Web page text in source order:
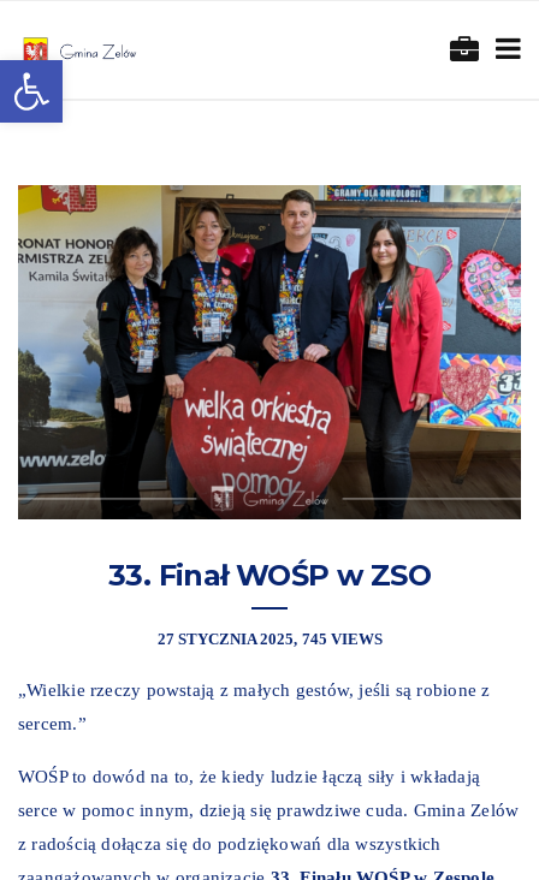
Otwórz pasek narzędzi
33. Finał WOŚP w ZSO
27 STYCZNIA 2025 745 VIEWS
„Wielkie rzeczy powstają z małych gestów, jeśli są robione z
sercem.”
WOŚP to dowód na to, że kiedy ludzie łączą siły i wkładają
serce w pomoc innym, dzieją się prawdziwe cuda. Gmina Zelów
z radością dołącza się do podziękowań dla wszystkich